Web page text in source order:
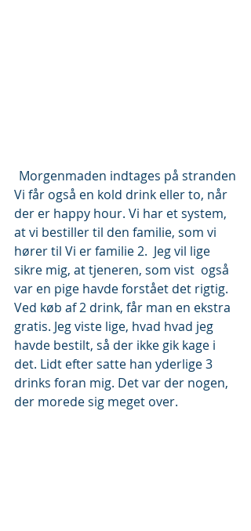
Morgenmaden indtages på stranden
Vi får også en kold drink eller to, når
der er happy hour. Vi har et system,
at vi bestiller til den familie, som vi
hører til Vi er familie 2.  Jeg vil lige
sikre mig, at tjeneren, som vist  også
var en pige havde forstået det rigtig.
Ved køb af 2 drink, får man en ekstra
gratis. Jeg viste lige, hvad hvad jeg
havde bestilt, så der ikke gik kage i
det. Lidt efter satte han yderlige 3
drinks foran mig. Det var der nogen,
der morede sig meget over.